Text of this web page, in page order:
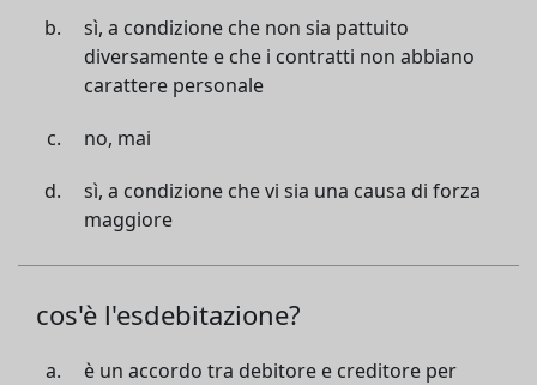
sì, a condizione che non sia pattuito
diversamente e che i contratti non abbiano
carattere personale
no, mai
sì, a condizione che vi sia una causa di forza
maggiore
cos'è l'esdebitazione?
è un accordo tra debitore e creditore per